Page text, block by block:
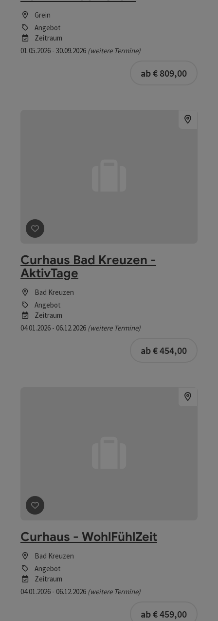
Grein
Angebot
Zeitraum
01.05.2026 - 30.09.2026 (weitere Termine)
ab € 809,00
Beitrag merken
Curhaus Bad Kreuzen -
AktivTage
Bad Kreuzen
Angebot
Zeitraum
04.01.2026 - 06.12.2026 (weitere Termine)
ab € 454,00
Beitrag merken
Curhaus - WohlFühlZeit
Bad Kreuzen
Angebot
Zeitraum
04.01.2026 - 06.12.2026 (weitere Termine)
ab € 459,00